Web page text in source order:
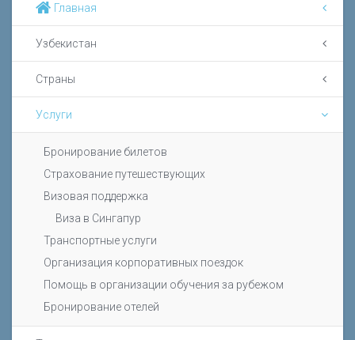
Главная
Узбекистан
Страны
Услуги
Бронирование билетов
Страхование путешествующих
Визовая поддержка
Виза в Сингапур
Транспортные услуги
Организация корпоративных поездок
Помощь в организации обучения за рубежом
Бронирование отелей